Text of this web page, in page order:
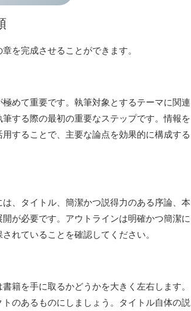
を完成させることができます。
めて重要です。執筆対象とするテーマに関連
する際の最初の重要なステップです。情報を
することで、主要な論点を効果的に構成する
、タイトル、簡潔かつ説得力のある序論、本
が必要です。アウトラインは明確かつ簡潔に
れていることを確認してください。
籍を手に取るかどうかを大きく左右します。
のあるものにしましょう。タイトル自体の説